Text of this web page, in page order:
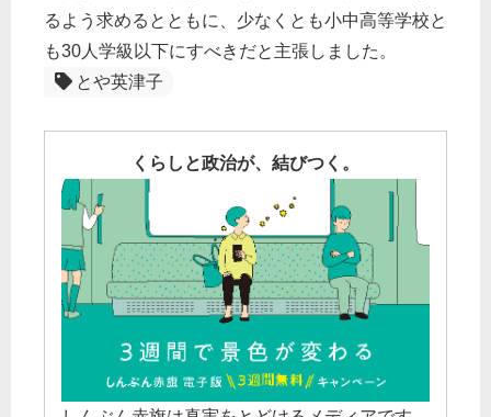
るよう求めるとともに、少なくとも小中高等学校と
も30人学級以下にすべきだと主張しました。
とや英津子
くらしと政治が、結びつく。